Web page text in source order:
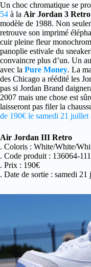
Un choc chromatique se
54 à la Air Jordan 3 Retro
modèle de 1988. Non
retrouve son imprimé
cuir pleine fleur
panoplie estivale du
convaincre plus d’un. Un
avec la Pure Money. La
des Chicago a réédité les
pas si Jordan Brand
2007 mais une chose est
laisseront pas filer la
de 190€ le samedi 21
Air Jordan III Retro
. Coloris : White/White/
. Code produit : 136064-111
. Prix : 190€
. Date de sortie : samedi